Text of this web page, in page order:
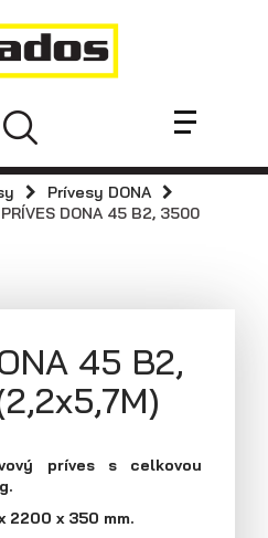
KITPrívesy DONA
PRÍVES DONA 45 B2, 3500
45 B2,
príves s celkovou
2200 x 350 mm.